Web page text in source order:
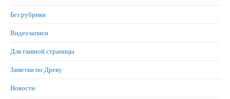
Без рубрики
Видеозаписи
Для главной страницы
Заметки по Древу
Новости